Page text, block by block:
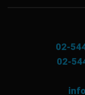
02-
02-